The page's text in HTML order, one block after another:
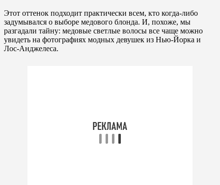
Этот оттенок подходит практически всем, кто когда-либо
задумывался о выборе медового блонда. И, похоже, мы
разгадали тайну: медовые светлые волосы все чаще можно
увидеть на фотографиях модных девушек из Нью-Йорка и
Лос-Анджелеса.